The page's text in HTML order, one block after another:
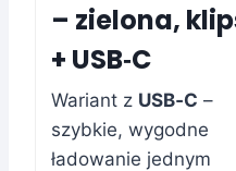
– zielona,
+ USB‑C
Wariant z USB‑C –
szybkie, wygodne
ładowanie jednym